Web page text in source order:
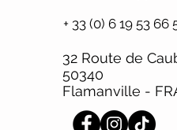
+ 33 (0) 6 19 53 66
32 Route de
50340
Flamanville -